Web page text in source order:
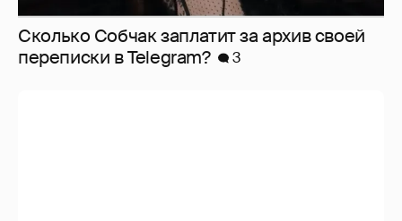
Сколько Собчак заплатит за архив своей
перeписки в Telegram?
3